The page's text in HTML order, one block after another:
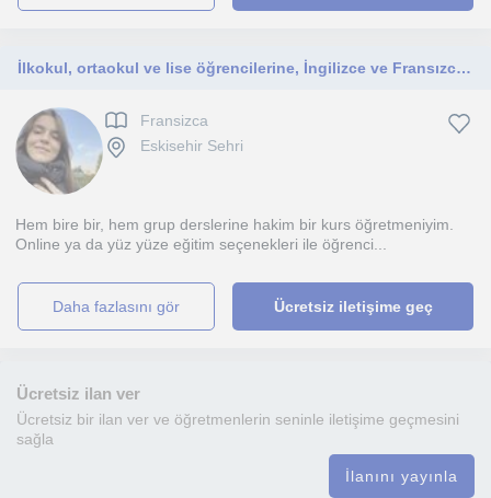
İlkokul, ortaokul ve lise öğrencilerine, İngilizce ve Fransızca dillerini temelden öğrenmek isteyenlere, okula yardımcı ve etüt niteliğinde İngilizce ve Türkçe dersleri vermekteyim.
Fransizca
Eskisehir Sehri
Hem bire bir, hem grup derslerine hakim bir kurs öğretmeniyim.
Online ya da yüz yüze eğitim seçenekleri ile öğrenci...
daha fazlasını gör Ücretsiz iletişime geç
Ücretsiz ilan ver
Ücretsiz bir ilan ver ve öğretmenlerin seninle iletişime geçmesini
sağla
İlanını yayınla